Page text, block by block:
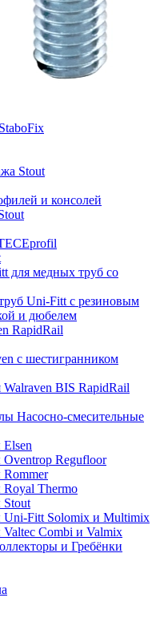
Stout
и консолей
для медных труб со
Uni-Fitt с резиновым
и дюбелем
RapidRail
с шестигранником
BIS RapidRail
Насосно-смесительные
Regufloor
Rommer
Royal Thermo
Stout
Uni-Fitt Solomix и Multimix
Combi и Valmix
и Гребёнки